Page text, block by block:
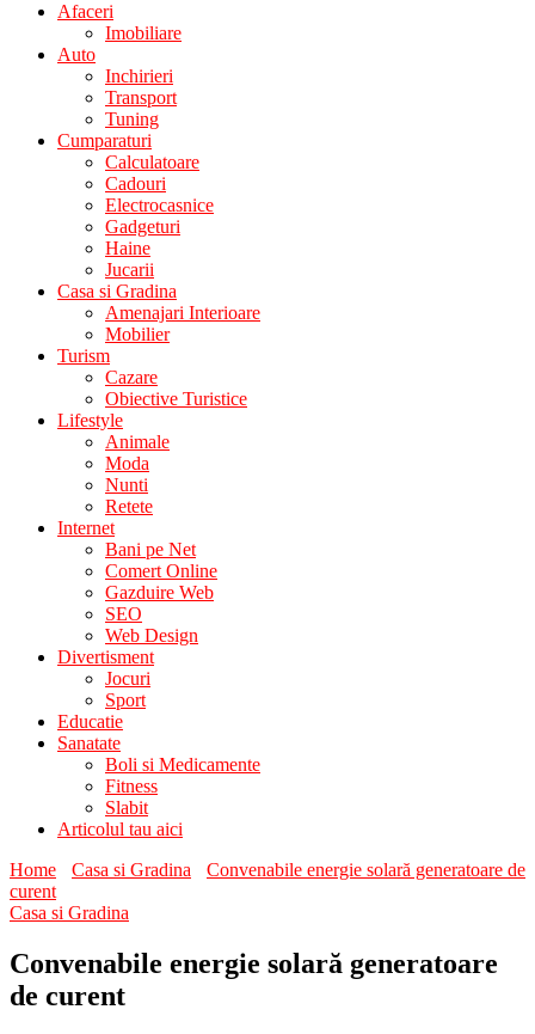
Afaceri
Imobiliare
Auto
Inchirieri
Transport
Tuning
Cumparaturi
Calculatoare
Cadouri
Electrocasnice
Gadgeturi
Haine
Jucarii
Casa si Gradina
Amenajari Interioare
Mobilier
Turism
Cazare
Obiective Turistice
Lifestyle
Animale
Moda
Nunti
Retete
Internet
Bani pe Net
Comert Online
Gazduire Web
SEO
Web Design
Divertisment
Jocuri
Sport
Educatie
Sanatate
Boli si Medicamente
Fitness
Slabit
Articolul tau aici
Home
Casa si Gradina
Convenabile energie solară generatoare de
curent
Casa si Gradina
Convenabile energie solară generatoare
de curent